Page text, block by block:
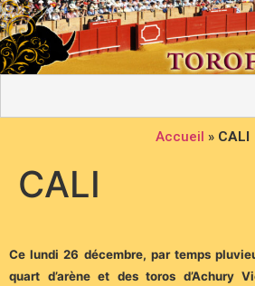
Accueil » CALI
CALI
Ce lundi 26 décembre, par temps
quart d’arène et des toros d’Achury